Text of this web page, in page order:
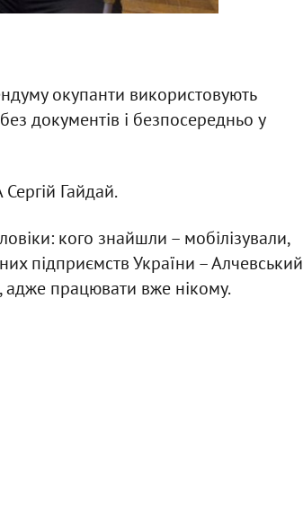
окупанти використовують
документів і безпосередньо у
Гайдай.
кого знайшли – мобілізували,
підприємств України – Алчевський
адже працювати вже нікому.